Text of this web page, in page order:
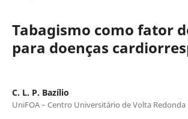
Tabagismo como fator
para doenças
C. L. P. Bazílio
UniFOA – Centro Universitário de Volta Redonda